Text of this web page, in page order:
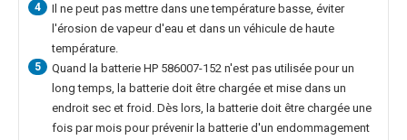
4
Il ne peut pas mettre dans une température basse, éviter
l'érosion de vapeur d'eau et dans un véhicule de haute
température.
5 Quand la batterie HP 586007-152 n'est pas utilisée pour un
long temps, la batterie doit être chargée et mise dans un
endroit sec et froid. Dès lors, la batterie doit être chargée une
fois par mois pour prévenir la batterie d'un endommagement